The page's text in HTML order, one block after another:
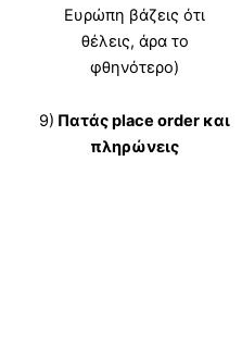
Ευρώπη βάζεις ότι
θέλεις, άρα το
φθηνότερο)
9) Πατάς place order και
πληρώνεις